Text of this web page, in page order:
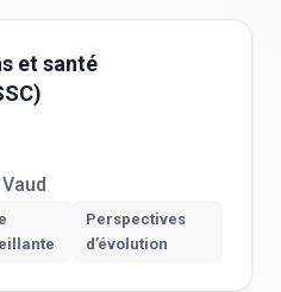
et santé
Vaud
Perspectives
d’évolution